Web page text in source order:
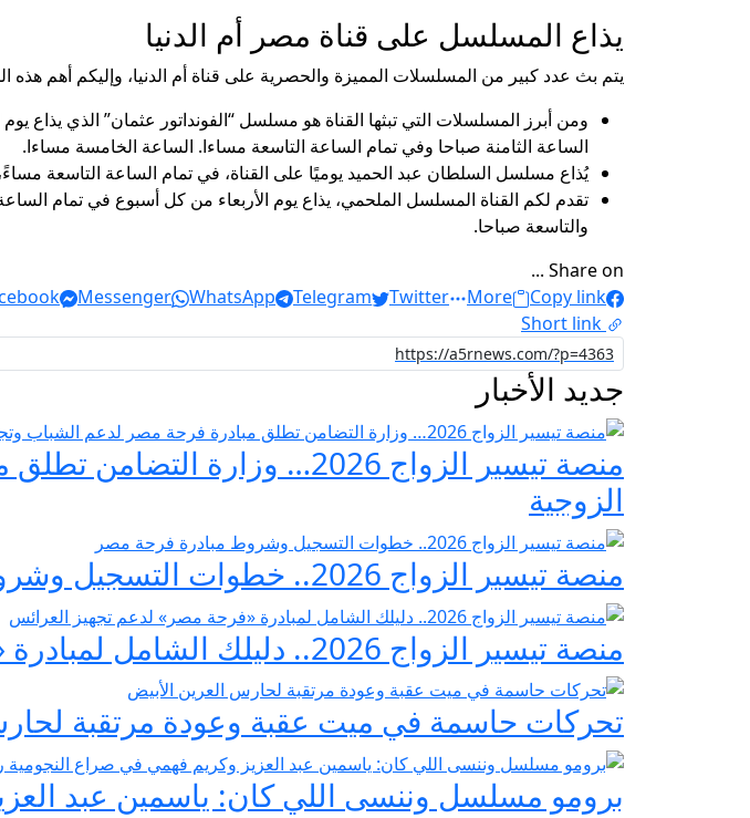
يذاع المسلسل على قناة مصر أم الدنيا
يتم بث عدد كبير من المسلسلات المميزة والحصرية على قناة أم الدنيا، وإليكم أهم هذه
ومن أبرز المسلسلات التي تبثها القناة هو مسلسل “الفونداتور عثمان” الذي يذاع
الساعة الثامنة صباحا وفي تمام الساعة التاسعة مساءا. الساعة الخامسة مساءا.
يُذاع مسلسل السلطان عبد الحميد يوميًا على القناة، في تمام الساعة التاسعة
تقدم لكم القناة المسلسل الملحمي، يذاع يوم الأربعاء من كل أسبوع في تمام
والتاسعة صباحا.
Share on ...
Messenger WhatsApp Telegram Twitter More
Copy link
Short link
جديد الأخبار
منصة تيسير الزواج 2026…
الزوجية
منصة تيسير الزواج 2026.. خطوات التسجيل وشروط مبادرة فرحة مصر
منصة تيسير الزواج 2026.. دليلك الشامل لمبادرة «فرحة مصر» لدعم تجهيز العرائس
تحركات حاسمة في ميت عقبة وعودة مرتقبة
برومو مسلسل وننسى اللي كان: ياسمين عبد